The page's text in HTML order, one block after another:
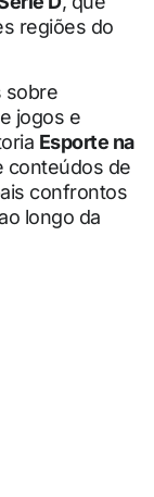
regiões do
sobre
jogos e
Esporte na
conteúdos de
confrontos
longo da